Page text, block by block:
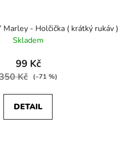
Marley - Holčička ( krátký rukáv )
Skladem
99 Kč
Kč (–71 %)
DETAIL